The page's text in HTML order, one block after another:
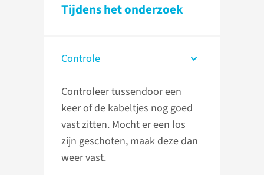
Tijdens het onderzoek
Controle
Controleer tussendoor een
keer of de kabeltjes nog goed
vast zitten. Mocht er een los
zijn geschoten, maak deze dan
weer vast.